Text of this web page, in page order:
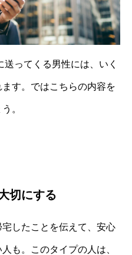
ってくる男性には、いく
す。ではこちらの内容を
。
切にする
したことを伝えて、安心
も。このタイプの人は、